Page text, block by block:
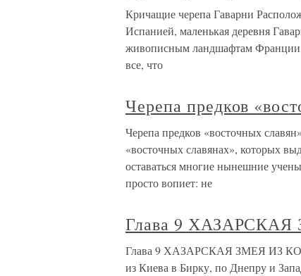
Кричащие черепа Гаварни
Испанией, маленькая деревня
живописным ландшафтам Франции.
все, что
Черепа предков
Черепа предков «восточных
«восточных славянах», которых
оставаться многие нынешние
просто вопиет: не
Глава 9
Глава 9 ХАЗАРСКАЯ ЗМЕЯ ИЗ
из Киева в Бирку, по Днепру и